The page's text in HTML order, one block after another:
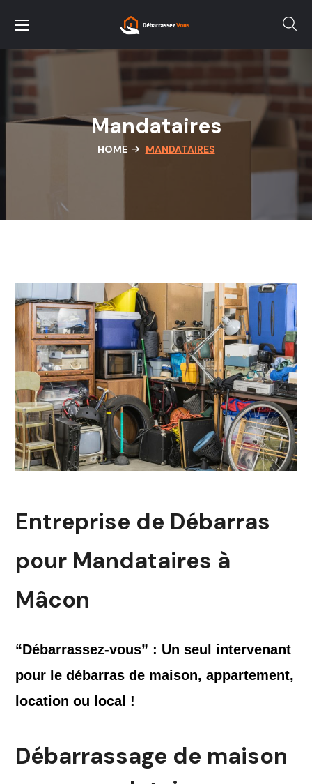
Mandataires
HOME MANDATAIRES
Entreprise de Débarras
pour Mandataires à
Mâcon
“Débarrassez-vous” : Un seul intervenant
pour le débarras de maison, appartement,
location ou local !
Débarrassage de maison